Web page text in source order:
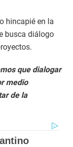
hincapié en la
busca diálogo
que dialogar
medio
de la